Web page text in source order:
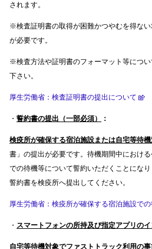
されます。
※検査証明書の取得が困難かつやむを得な
が必要です。
※検査方法や証明書のフォーマット等につ
下さい。
厚生労働省：検査証明書の提出について
・ 誓約書の提出（一部必須） ：
検疫所が確保する宿泊施設または自宅等待
書」の提出が必要です。待機期間中におけ
での待機等について誓約いただくことにな
誓約書を検疫所へ提出してください。
厚生労働省：検疫所が確保する宿泊施設で
・ スマートフォンの所持及び指定アプリのイ
自宅等待機対象でファストトラック利用の